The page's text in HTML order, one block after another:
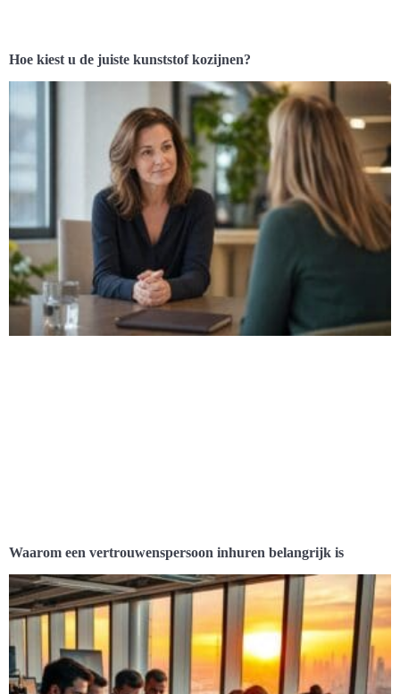
Hoe kiest u de juiste kunststof kozijnen?
Waarom een vertrouwenspersoon inhuren belangrijk is